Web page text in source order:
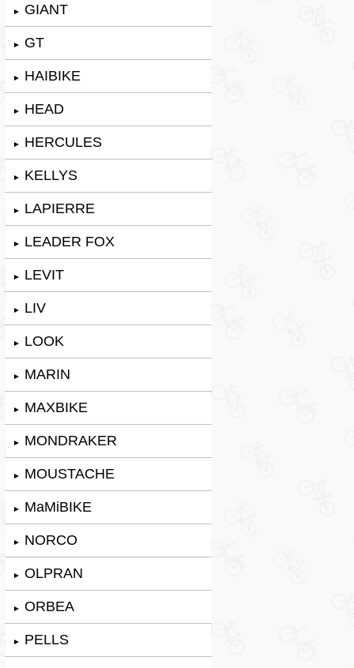
► GIANT
► GT
► HAIBIKE
► HEAD
► HERCULES
► KELLYS
► LAPIERRE
► LEADER FOX
► LEVIT
► LIV
► LOOK
► MARIN
► MAXBIKE
► MONDRAKER
► MOUSTACHE
► MaMiBIKE
► NORCO
► OLPRAN
► ORBEA
► PELLS